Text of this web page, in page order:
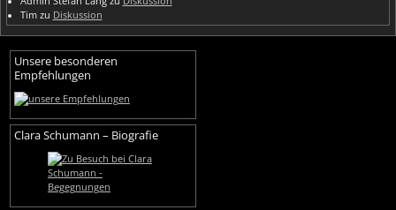
Timzu Diskussion
Unsere besonderen
Empfehlungen
Clara Schumann – Biografie